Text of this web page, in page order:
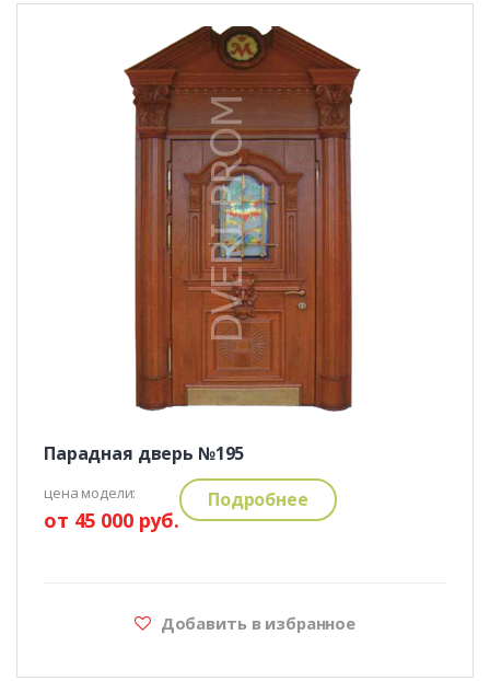
Парадная дверь №195
цена модели:
от 45 000 руб.
Подробнее
Добавить в избранное